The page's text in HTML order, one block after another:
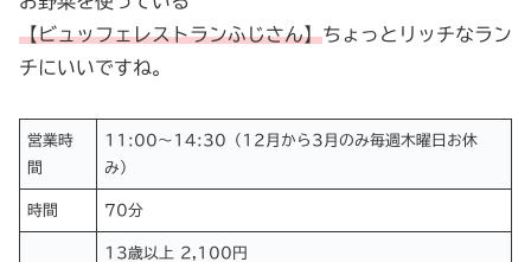
【ビュッフェレストランふじさん】ちょっとリッチなラン
チにいいですね。
営業時
間
11:00〜14:30（12月から3月のみ毎週木曜日お休
み）
時間 70分
13歳以上 2,100円